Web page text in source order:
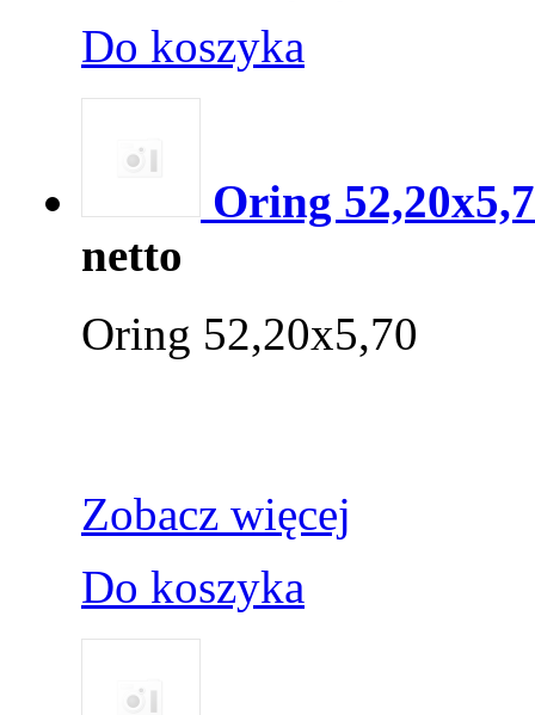
Do koszyka
Oring
netto
Oring 52,20x5,70
Zobacz więcej
Do koszyka